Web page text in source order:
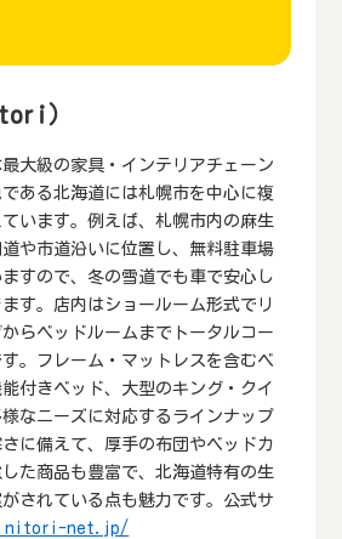
）
大級の家具・インテリアチェーン
ある北海道には札幌市を中心に複
います。例えば、札幌市内の麻生
や市道沿いに位置し、無料駐車場
すので、冬の雪道でも車で安心し
す。店内はショールーム形式でリ
らベッドルームまでトータルコー
。フレーム・マットレスを含むベ
付きベッド、大型のキング・クイ
なニーズに対応するラインナップ
に備えて、厚手の布団やベッドカ
た商品も豊富で、北海道特有の生
されている点も魅力です。公式サ
net.jp/